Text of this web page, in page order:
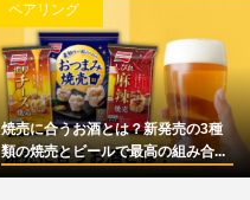
ペアリング
焼売に合うお酒とは？新発売の3種
類の焼売とビールで最高の組み合...